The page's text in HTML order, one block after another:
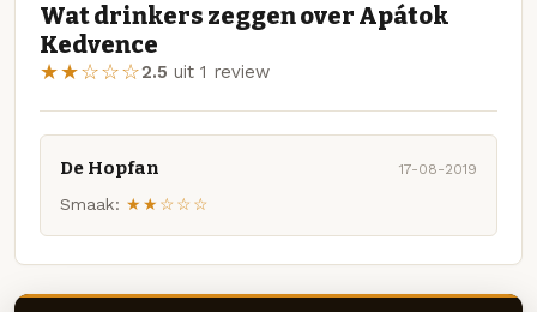
Wat drinkers zeggen over Apátok
Kedvence
★★☆☆☆2.5 uit 1 review
De Hopfan 17-08-2019
Smaak: ★★☆☆☆